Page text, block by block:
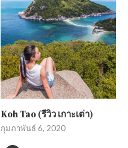
Koh Tao (รีวิว เกาะเต่า)
กุมภาพันธ์ 6, 2020